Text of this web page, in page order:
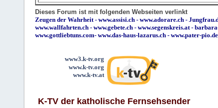
Dieses Forum ist mit folgenden Webseiten verlinkt
Zeugen der Wahrheit- www.assisi.ch - www.adorare.ch -
www.wallfahrten.ch - www.gebete.ch - www.segenskreis.at-
www.gottliebtuns.com- www.das-haus-lazarus.ch - www.pater-pio.de
www3.k-tv.org
www.k-tv.org
www.k-tv.at
K-TV der katholische Fernsehsender